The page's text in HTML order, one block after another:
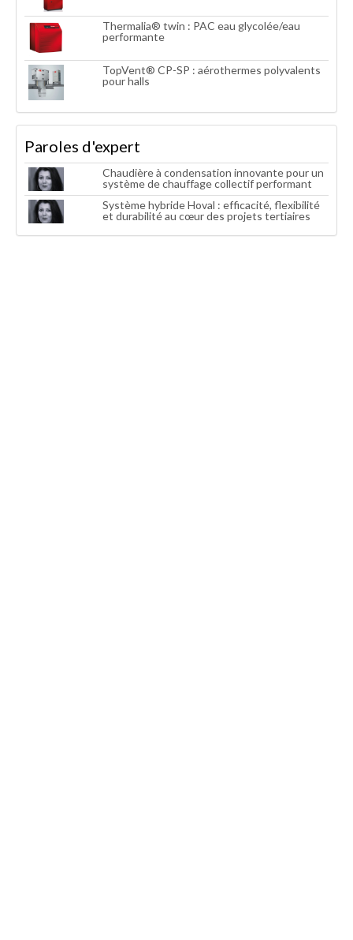
Thermalia® twin : PAC eau glycolée/eau
performante
TopVent® CP-SP : aérothermes polyvalents
pour halls
Paroles d'expert
Chaudière à condensation innovante pour un
système de chauffage collectif performant
Système hybride Hoval : efficacité, flexibilité
et durabilité au cœur des projets tertiaires